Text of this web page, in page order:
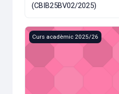
(CBIB25BV02/2025)
Biblioteca.BarriVell -
Curs acadèmic 2025/26